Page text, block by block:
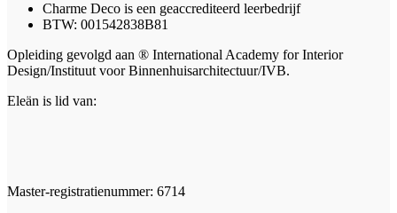
Charme Deco is een geaccrediteerd leerbedrijf
BTW: 001542838B81
Opleiding gevolgd aan ® International Academy for Interior
Design/Instituut voor Binnenhuisarchitectuur/IVB.
Eleän is lid van:
Master-registratienummer: 6714